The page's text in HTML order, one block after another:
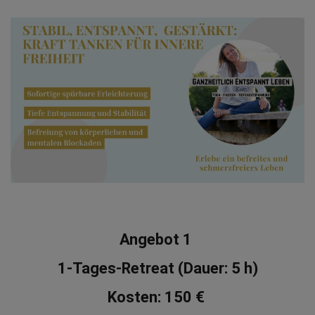
Angebot 1
1-Tages-Retreat (Dauer: 5 h)
Kosten: 150 €